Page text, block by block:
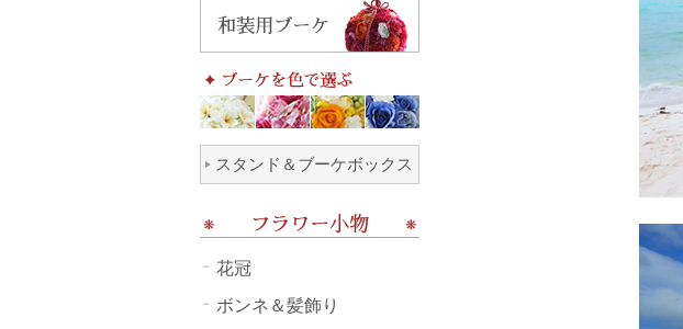
スタンド＆ブーケボックス
花冠
ボンネ＆髪飾り